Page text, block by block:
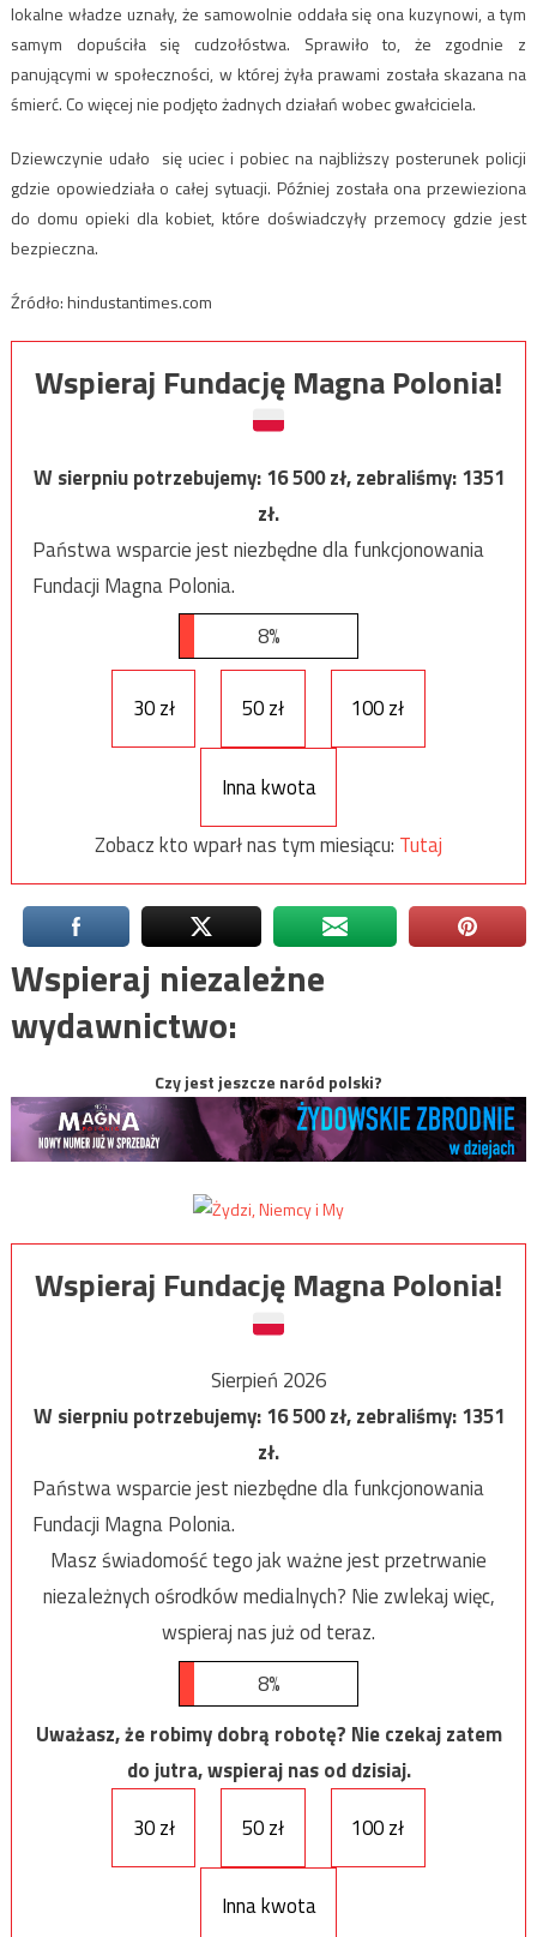
lokalne władze uznały, że samowolnie oddała się ona kuzynowi, a tym
samym dopuściła się cudzołóstwa. Sprawiło to, że zgodnie z
panującymi w społeczności, w której żyła prawami została skazana na
śmierć. Co więcej nie podjęto żadnych działań wobec gwałciciela.
Dziewczynie udało się uciec i pobiec na najbliższy posterunek policji
gdzie opowiedziała o całej sytuacji. Później została ona przewieziona
do domu opieki dla kobiet, które doświadczyły przemocy gdzie jest
bezpieczna.
Źródło: hindustantimes.com
Wspieraj Fundację Magna Polonia!
W sierpniu potrzebujemy:16 500zł, zebraliśmy:1351
zł.
Państwa wsparcie jest niezbędne dla funkcjonowania
Fundacji Magna Polonia.
8%
30 zł 50 zł 100 zł
Inna kwota
Zobacz kto wparł nas tym miesiącu: Tutaj
Wspieraj niezależne
wydawnictwo:
Czy jest jeszcze naród polski?
Wspieraj Fundację Magna Polonia!
Sierpień 2026
W sierpniu potrzebujemy:16 500zł, zebraliśmy:1351
zł.
Państwa wsparcie jest niezbędne dla funkcjonowania
Fundacji Magna Polonia.
Masz świadomość tego jak ważne jest przetrwanie
niezależnych ośrodków medialnych? Nie zwlekaj więc,
wspieraj nas już od teraz.
8%
Uważasz, że robimy dobrą robotę? Nie czekaj zatem
do jutra, wspieraj nas od dzisiaj.
30 zł
50 zł 100 zł
Inna kwota